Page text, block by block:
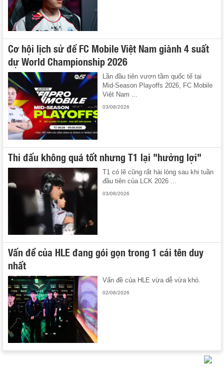
Cơ hội lịch sử để FC Mobile Việt Nam giành 4 suất
dự World Championship 2026
Lần đầu tiên vươn tầm quốc tế tại
Mid-Season Playoffs 2026, FC Mobile
Việt Nam ...
03/08/2026
Thi đấu không quá tốt nhưng T1 lại "hưởng lợi"
T1 có lẽ cũng rất hài lòng sau khi tuần
đầu tiên của LCK 2026 ...
03/08/2026
Vấn đề của HLE đang gói gọn trong 1 cái tên duy
nhất
Vấn đề của HLE vừa dễ vừa khó.
02/08/2026